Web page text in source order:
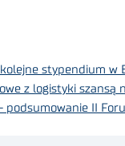
stypendium w
z logistyki szansą
podsumowanie II